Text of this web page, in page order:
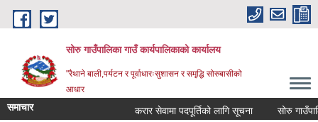
Skip to main content
सोरु गाउँपालिका गाउँ कार्यपालिकाको कार्यालय
"रैथाने बाली,पर्यटन र पूर्वाधारःसुशासन र समृद्धि सोरुबासीको
आधार
समाचार करार सेवामा पदपूर्तिको लागि सूचना